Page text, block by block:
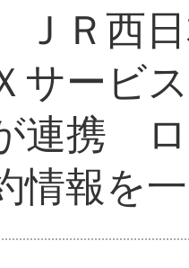
ＪＲ西
ービ
連携
情報を